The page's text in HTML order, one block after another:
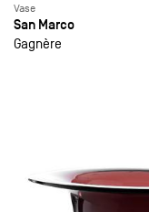
Vase
San Marco
Gagnère